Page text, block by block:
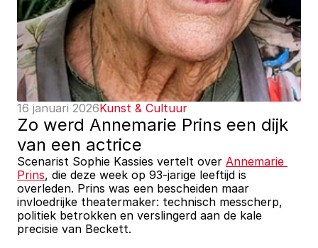
16 januari 2026Kunst & Cultuur
Zo werd Annemarie Prins een dijk
van een actrice
Scenarist Sophie Kassies vertelt over Annemarie
Prins, die deze week op 93-jarige leeftijd is
overleden. Prins was een bescheiden maar
invloedrijke theatermaker: technisch messcherp,
politiek betrokken en verslingerd aan de kale
precisie van Beckett.